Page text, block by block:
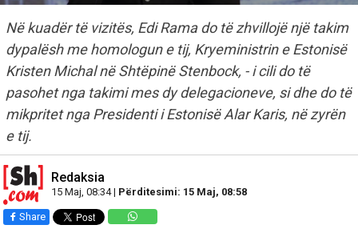
Në kuadër të vizitës, Edi Rama do të zhvillojë një takim
dypalësh me homologun e tij, Kryeministrin e Estonisë
Kristen Michal në Shtëpinë Stenbock, - i cili do të
pasohet nga takimi mes dy delegacioneve, si dhe do të
mikpritet nga Presidenti i Estonisë Alar Karis, në zyrën
e tij.
Redaksia
15 Maj, 08:34 | Përditesimi: 15 Maj, 08:58
Share